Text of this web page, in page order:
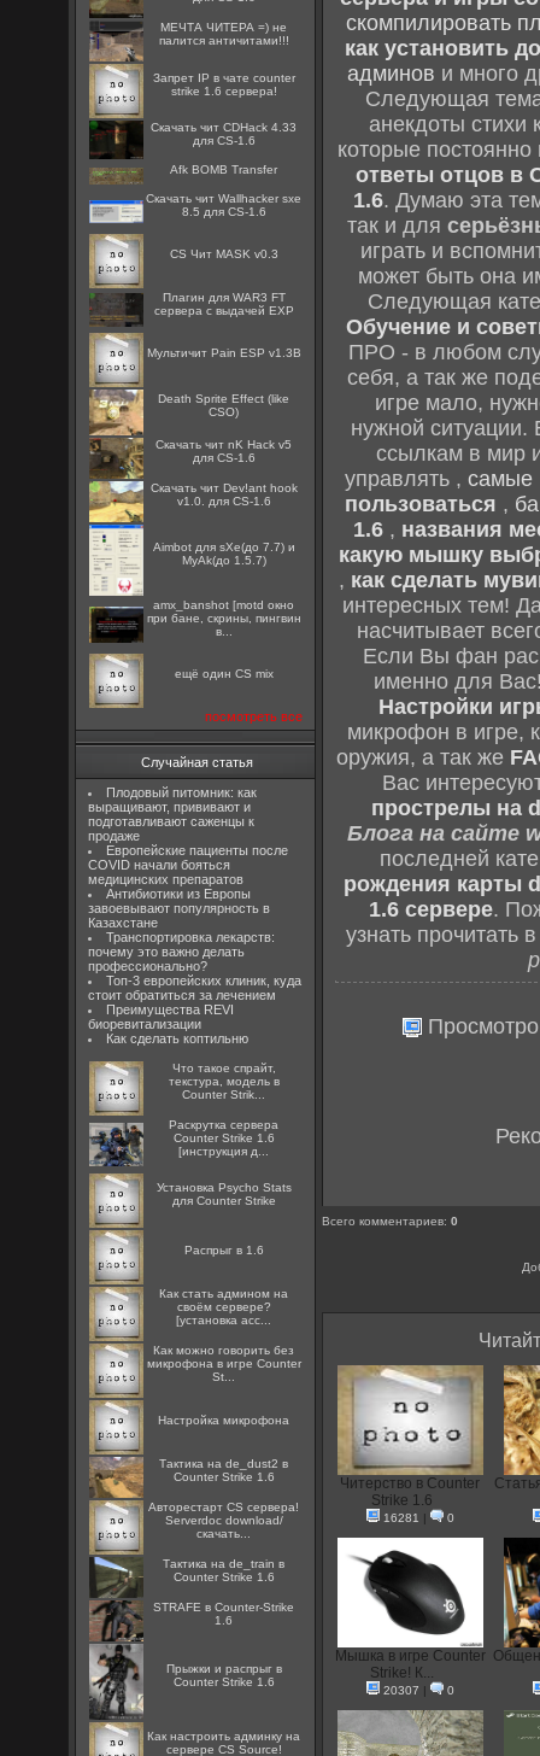
МЕЧТА ЧИТЕРА =) не
палится античитами!!!
Запрет IP в чате counter
strike 1.6 сервера!
Скачать чит CDHack 4.33
для CS-1.6
Afk BOMB Transfer
Скачать чит Wallhacker sxe
8.5 для CS-1.6
CS Чит MASK v0.3
Плагин для WAR3 FT
сервера с выдачей EXP
Мультичит Pain ESP v1.3B
Death Sprite Effect (like
CSO)
Скачать чит nK Hack v5
для CS-1.6
Скачать чит Dev!ant hook
v1.0. для CS-1.6
Aimbot для sXe(до 7.7) и
MyAk(до 1.5.7)
amx_banshot [motd окно
при бане, скрины, пингвин
в...
ещё один CS mix
посмотреть все
Случайная статья
Плодовый питомник: как
выращивают, прививают и
подготавливают саженцы к
продаже
Европейские пациенты после
COVID начали бояться
медицинских препаратов
Антибиотики из Европы
завоевывают популярность в
Казахстане
Транспортировка лекарств:
почему это важно делать
профессионально?
Топ-3 европейских клиник, куда
стоит обратиться за лечением
Преимущества REVI
биоревитализации
Как сделать коптильню
Что такое спрайт,
текстура, модель в
Counter Strik...
Раскрутка сервера
Counter Strike 1.6
[инструкция д...
Установка Psycho Stats
для Counter Strike
Распрыг в 1.6
Как стать админом на
своём сервере?
[установка acc...
Как можно говорить без
микрофона в игре Counter
St...
Настройка микрофона
Тактика на de_dust2 в
Counter Strike 1.6
Авторестарт CS сервера!
Serverdoc download/
скачать...
Тактика на de_train в
Counter Strike 1.6
STRAFE в Counter-Strike
1.6
Прыжки и распрыг в
Counter Strike 1.6
Как настроить админку на
сервере CS Source!
скомпилировать
как установить
админов и много
Следующая
анекдоты
которые
ответы отцов в
1.6. Думаю эта
так и для
играть и
может быть она
Следующая
Обучение и
ПРО - в любом
себя, а так же
игре мало,
нужной ситуации.
ссылкам в мир
управлять , самые
пользоваться ,
1.6, названия
какую мышку
, как сделать
интересных тем!
насчитывает
Если Вы фан
именно для
Настройки
микрофон в игре,
оружия, а так же
Вас
прострелы на
Блога на сайте
последней
рождения карты
1.6 сервере.
узнать прочитать
Всего комментариев:0
Читерство в Counter
Strike 1.6
16281 | 0
Мышка в игре Counter
Strike! К...
20307 | 0